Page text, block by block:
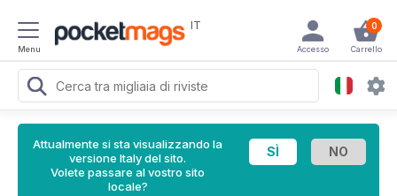
Menu
IT 0
Carrello
Accesso
Attualmente si sta visualizzando la
versione Italy del sito.
Volete passare al vostro sito
locale?